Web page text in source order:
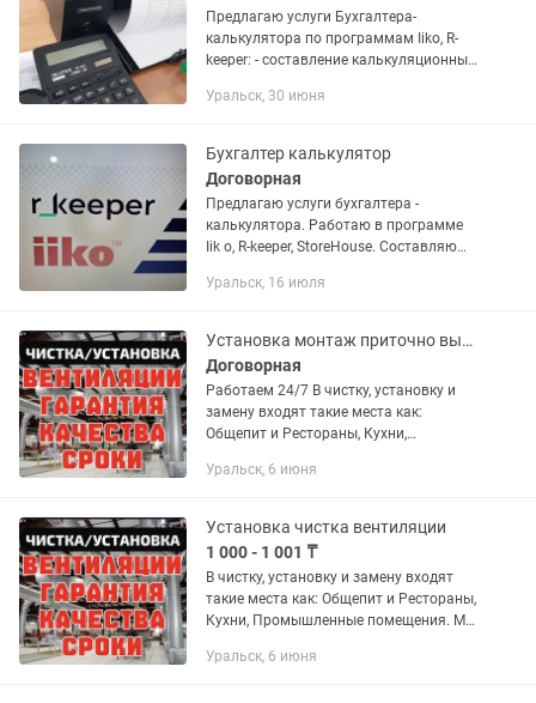
Предлагаю услуги Бухгалтера-
калькулятора по программам Iiko, R-
keeper: - составление калькуляционных
отчет - акты перемещения - проведение
Уральск, 30 июня
Бухгалтер калькулятор
Договорная
Предлагаю услуги бухгалтера -
калькулятора. Работаю в программе
Iik o, R-keeper, StoreHouse. Составляю
отработка блюд, приходы, списания,
Уральск, 16 июля
Установка монтаж приточно вытяжной вентиляции
Договорная
Работаем 24/7 В чистку, установку и
замену входят такие места как:
Общепит и Рестораны, Кухни,
осуществляем следующие услуги: 1.
и...
Уральск, 6 июня
Установка чистка вентиляции
1 000 - 1 001 ₸
В чистку, установку и замену входят
такие места как: Общепит и Рестораны,
Кухни, Промышленные помещения. Мы
Профессиональная очистка вытяжек и
Уральск, 6 июня